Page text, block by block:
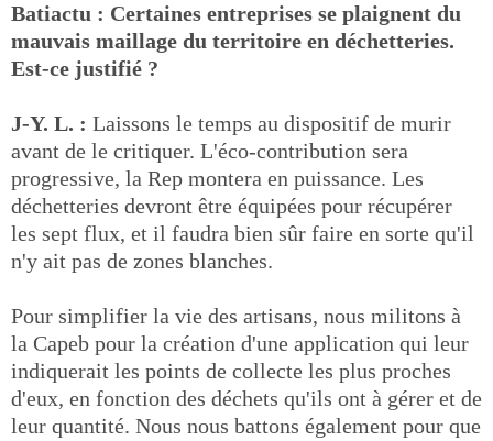
Batiactu : Certaines entreprises se plaignent du
mauvais maillage du territoire en déchetteries.
Est-ce justifié ?
J-Y. L. : Laissons le temps au dispositif de murir
avant de le critiquer. L'éco-contribution sera
progressive, la Rep montera en puissance. Les
déchetteries devront être équipées pour récupérer
les sept flux, et il faudra bien sûr faire en sorte qu'il
n'y ait pas de zones blanches.
Pour simplifier la vie des artisans, nous militons à
la Capeb pour la création d'une application qui leur
indiquerait les points de collecte les plus proches
d'eux, en fonction des déchets qu'ils ont à gérer et de
leur quantité. Nous nous battons également pour que